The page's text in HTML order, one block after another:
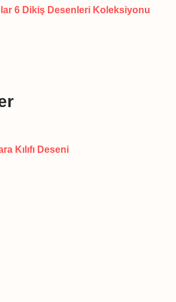
6 Dikiş Desenleri Koleksiyonu
Kılıfı Deseni